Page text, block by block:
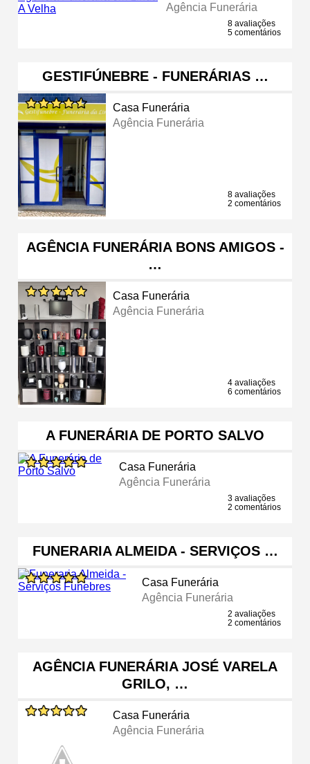
Agência Funerária
8 avaliações
5 comentários
GESTIFÚNEBRE - FUNERÁRIAS …
Casa Funerária
Agência Funerária
8 avaliações
2 comentários
AGÊNCIA FUNERÁRIA BONS AMIGOS -
…
Casa Funerária
Agência Funerária
4 avaliações
6 comentários
A FUNERÁRIA DE PORTO SALVO
Casa Funerária
Agência Funerária
3 avaliações
2 comentários
FUNERARIA ALMEIDA - SERVIÇOS …
Casa Funerária
Agência Funerária
2 avaliações
2 comentários
AGÊNCIA FUNERÁRIA JOSÉ VARELA
GRILO, …
Casa Funerária
Agência Funerária